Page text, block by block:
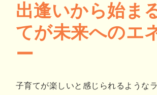
出逢いから始ま
てが未来へのエ
ー
子育てが楽しいと感じられるような